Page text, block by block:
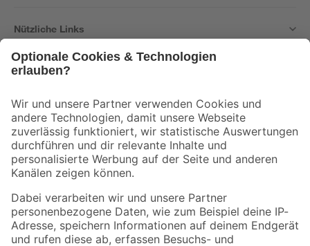
Nützliche Links
Der toom Newsletter: Keine Angebote und Aktionen mehr verpassen!
Zur Newsletter Anmeldung
Folge uns
Zahlungsarten Versandarten